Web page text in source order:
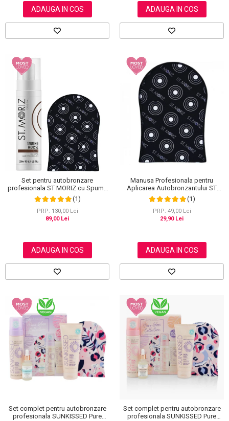
ADAUGA IN COS ADAUGA IN COS
Set pentru autobronzare
profesionala ST MORIZ cu Spuma
Dark Fast Drying si Manusa Velvet
Tanning Mitt
(1)
PRP: 130,00 Lei
89,00 Lei
ADAUGA IN COS
Manusa Profesionala pentru
Aplicarea Autobronzantului ST
MORIZ Velvet Tanning Mitt
(1)
PRP: 49,00 Lei
29,90 Lei
ADAUGA IN COS
Set complet pentru autobronzare
profesionala SUNKISSED Pure
Set complet pentru autobronzare
profesionala SUNKISSED Pure